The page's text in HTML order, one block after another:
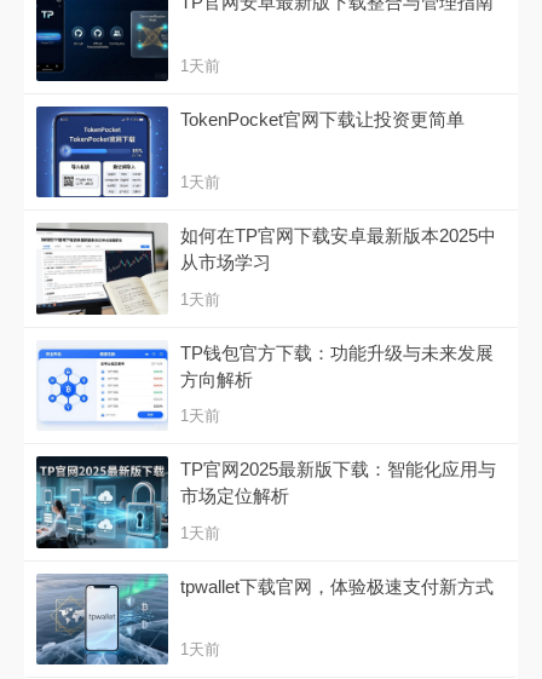
1天前
TokenPocket官网下载让投资更简单
1天前
如何在TP官网下载安卓最新版本2025中
从市场学习
1天前
TP钱包官方下载：功能升级与未来发展
方向解析
1天前
TP官网2025最新版下载：智能化应用与
市场定位解析
1天前
tpwallet下载官网，体验极速支付新方式
1天前